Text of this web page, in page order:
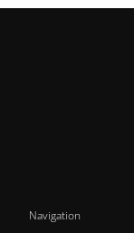
Navigation